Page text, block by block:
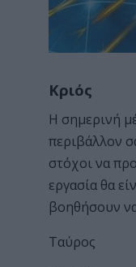
Κριός
Η σημερινή
περιβάλλον
στόχοι να
εργασία θα
βοηθήσουν να
Ταύρος